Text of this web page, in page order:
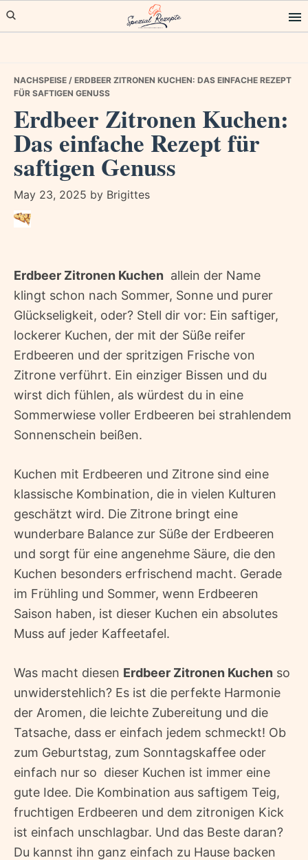
Skip
to
Skip
to
Skip
to
NACHSPEISE / ERDBEER ZITRONEN KUCHEN: DAS EINFACHE REZEPT
FÜR SAFTIGEN GENUSS
Erdbeer Zitronen Kuchen:
Das einfache Rezept für
saftigen Genuss
May 23, 2025 by Brigittes
Erdbeer Zitronen Kuchen  allein der Name
klingt schon nach Sommer, Sonne und purer
Glückseligkeit, oder? Stell dir vor: Ein saftiger,
lockerer Kuchen, der mit der Süße reifer
Erdbeeren und der spritzigen Frische von
Zitrone verführt. Ein einziger Bissen und du
wirst dich fühlen, als würdest du in eine
Sommerwiese voller Erdbeeren bei strahlendem
Sonnenschein beißen.
Kuchen mit Erdbeeren und Zitrone sind eine
klassische Kombination, die in vielen Kulturen
geschätzt wird. Die Zitrone bringt eine
wunderbare Balance zur Süße der Erdbeeren
und sorgt für eine angenehme Säure, die den
Kuchen besonders erfrischend macht. Gerade
im Frühling und Sommer, wenn Erdbeeren
Saison haben, ist dieser Kuchen ein absolutes
Muss auf jeder Kaffeetafel.
Was macht diesen Erdbeer Zitronen Kuchen so
unwiderstehlich? Es ist die perfekte Harmonie
der Aromen, die leichte Zubereitung und die
Tatsache, dass er einfach jedem schmeckt! Ob
zum Geburtstag, zum Sonntagskaffee oder
einfach nur so  dieser Kuchen ist immer eine
gute Idee. Die Kombination aus saftigem Teig,
fruchtigen Erdbeeren und dem zitronigen Kick
ist einfach unschlagbar. Und das Beste daran?
Du kannst ihn ganz einfach zu Hause backen